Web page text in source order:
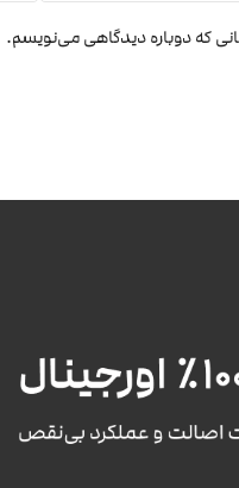
که دوباره دیدگاهی می‌نویسم.